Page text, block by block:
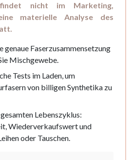
findet nicht im Marketing,
materielle Analyse des
genaue Faserzusammensetzung
Mischgewebe.
Tests im Laden, um
von billigen Synthetika zu
Lebenszyklus:
Wiederverkaufswert und
oder Tauschen.